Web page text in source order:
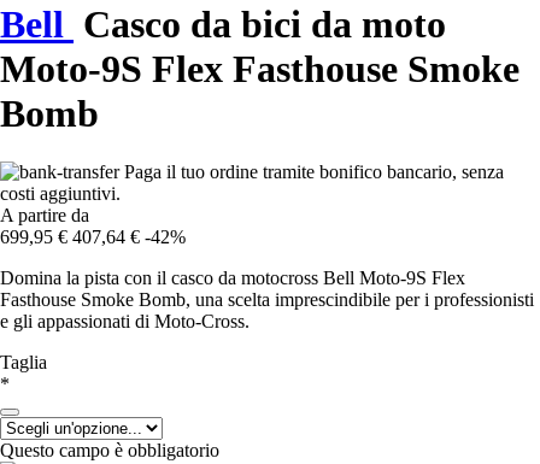
Bell Casco da bici da moto
Moto-9S Flex Fasthouse Smoke
Bomb
Paga il tuo ordine tramite bonifico bancario, senza
costi aggiuntivi.
A partire da
699,95 € 407,64 € -42%
Domina la pista con il casco da motocross Bell Moto-9S Flex
Fasthouse Smoke Bomb, una scelta imprescindibile per i professionisti
e gli appassionati di Moto-Cross.
Taglia
*
Questo campo è obbligatorio